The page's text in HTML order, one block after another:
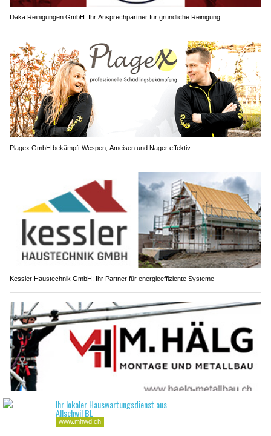
Daka Reinigungen GmbH: Ihr Ansprechpartner für gründliche Reinigung
Plagex GmbH bekämpft Wespen, Ameisen und Nager effektiv
Kessler Haustechnik GmbH: Ihr Partner für energieeffiziente Systeme
M. Hälg Montage und Metallbau GmbH – Zuverlässiger Partner für Metallbau und